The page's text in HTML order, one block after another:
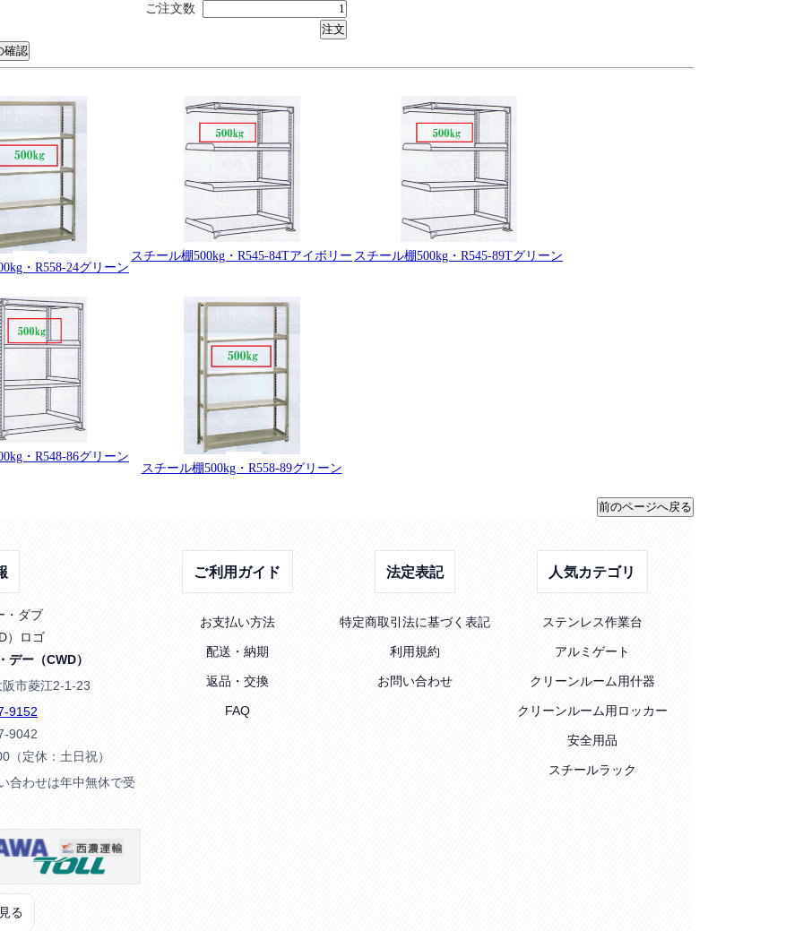
ご注文数
・R558-24グリーン
スチール棚500kg・R545-84Tアイボリー スチール棚500kg・R545-89Tグリーン
・R548-86グリーン
スチール棚500kg・R558-89グリーン
デー（CWD）
市菱江2-1-23
9152
9042
（定休：土日祝）
合わせは年中無休で受
る
ご利用ガイド
お支払い方法
配送・納期
返品・交換
FAQ
法定表記
特定商取引法に基づく表記
利用規約
お問い合わせ
人気カテゴリ
ステンレス作業台
アルミゲート
クリーンルーム用什器
クリーンルーム用ロッカー
安全用品
スチールラック